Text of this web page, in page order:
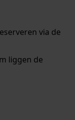
via de
liggen de